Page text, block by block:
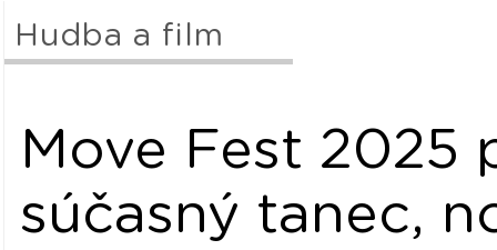
Hudba a film
Move Fest 2025
súčasný tanec,